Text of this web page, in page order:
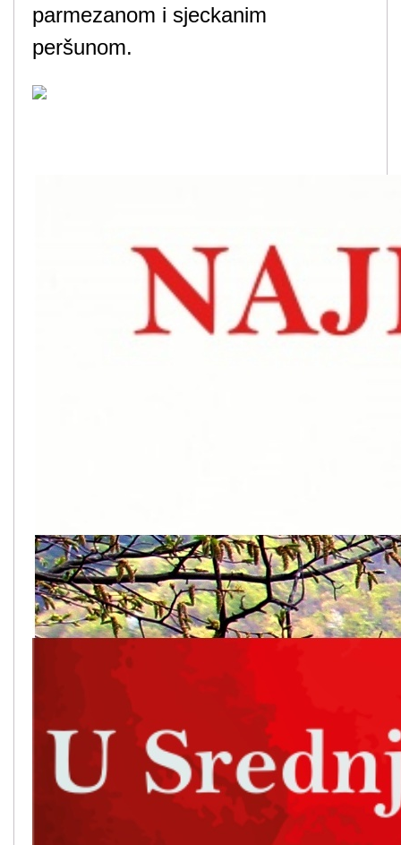
parmezanom i sjeckanim
peršunom.